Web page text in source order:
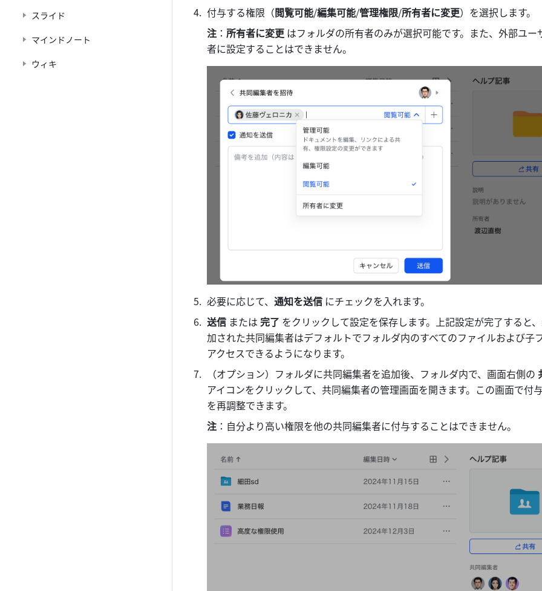
スライド
マインドノート
ウィキ
付与する権限（閲覧可能/編集可能/管理権限/所有者に変更）を選択します。
注 ： 所有者に変更 はフォルダの所有者のみが選択可能です。また、外部ユー
者に設定することはできません。
必要に応じて、 通知を送信 にチェックを入れます。
送信 または 完了 をクリックして設定を保存します。上記設定が完了すると
加された共同編集者はデフォルトでフォルダ内のすべてのファイルおよび子
アクセスできるようになります。
（オプション）フォルダに共同編集者を追加後、フォルダ内で、画面右側の
アイコンをクリックして、共同編集者の管理画面を開きます。この画面で付
を再調整できます。
注 ：自分より高い権限を他の共同編集者に付与することはできません。